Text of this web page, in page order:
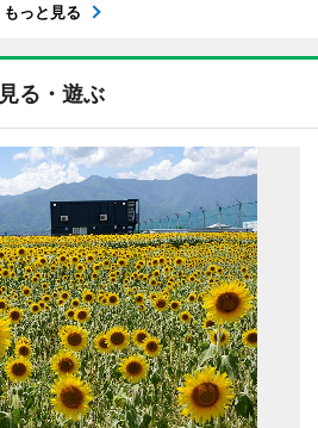
もっと見る
見る・遊ぶ